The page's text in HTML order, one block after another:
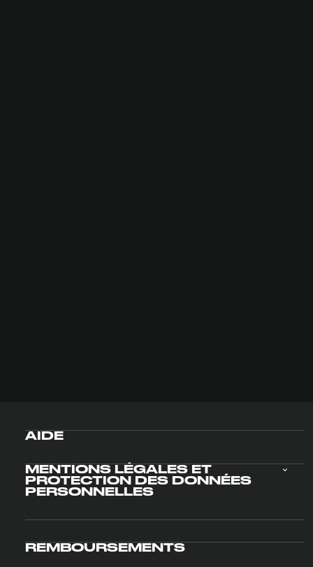
AIDE
MENTIONS LÉGALES ET
PROTECTION DES DONNÉES
PERSONNELLES
REMBOURSEMENTS